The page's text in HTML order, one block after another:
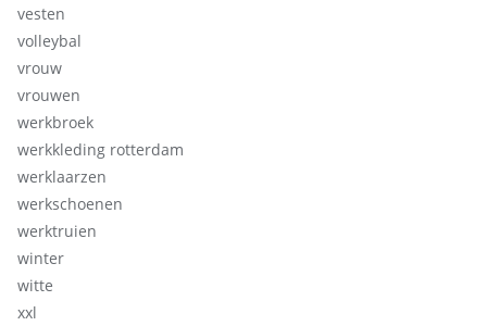
vesten
volleybal
vrouw
vrouwen
werkbroek
werkkleding rotterdam
werklaarzen
werkschoenen
werktruien
winter
witte
xxl